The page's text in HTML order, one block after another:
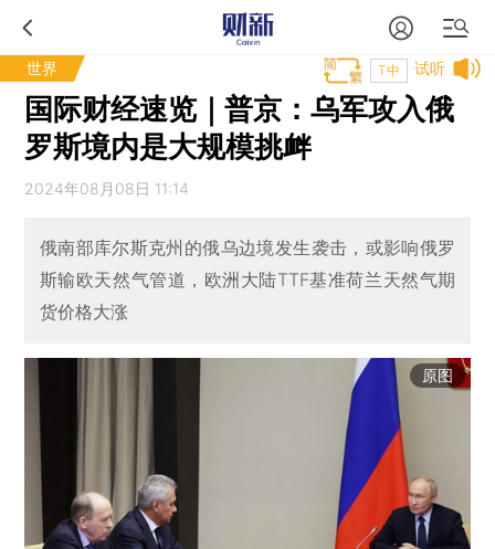
世界 试听
T中
国际财经速览｜普京：乌军攻入俄
罗斯境内是大规模挑衅
2024年08月08日 11:14
俄南部库尔斯克州的俄乌边境发生袭击，或影响俄罗
斯输欧天然气管道，欧洲大陆TTF基准荷兰天然气期
货价格大涨
原图